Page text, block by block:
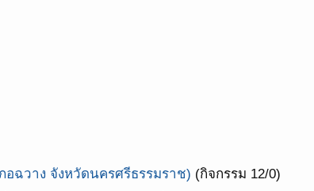
ฉวาง จังหวัดนครศรีธรรมราช) (กิจกรรม 12/0)